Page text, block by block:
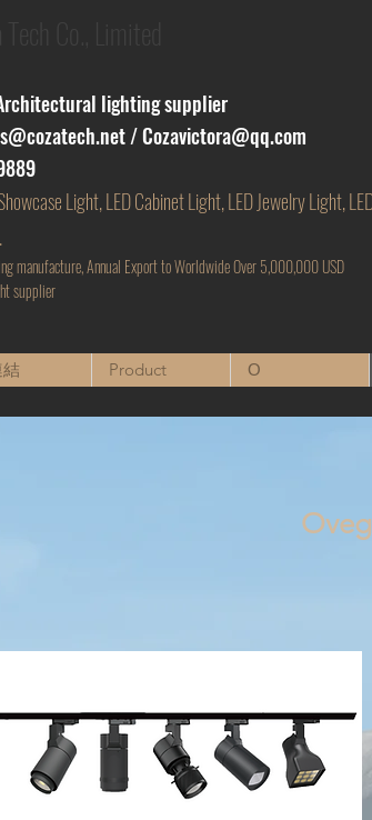
lighting supplier
/Cozavictora@qq.com
Light, LED Cabinet Light, LED Jewelry Light,
manufacture, Annual Export to Worldwide Over 5,000,000 USD
supplier
Product О